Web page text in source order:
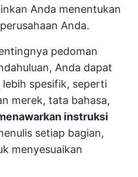
Anda menentukan
Anda.
pedoman
Anda dapat
spesifik, seperti
merek, tata bahasa,
instruksi
setiap bagian,
menyesuaikan